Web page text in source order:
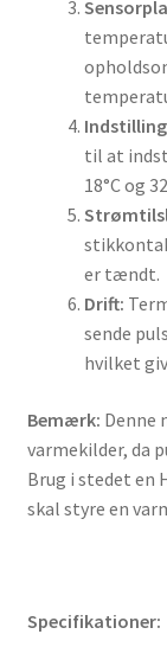
til at
18°C og
er tændt.
Drift:
sende
hvilket
Bemærk: Denne
varmekilder, da
Brug i stedet en
skal styre en
Specifikationer: